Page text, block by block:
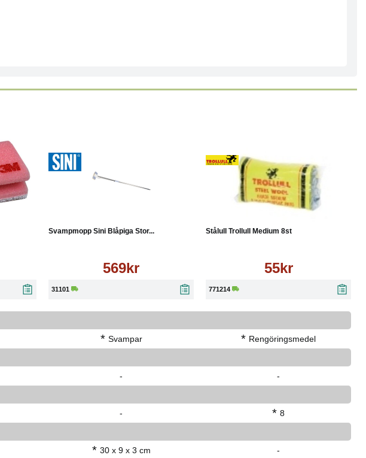
Svampmopp Sini Blåpiga Stor...
569kr
31101
Stålull Trollull Medium 8st
55kr
771214
Läs mer
* Svampar * Rengöringsmedel
- -
- * 8
* 30 x 9 x 3 cm -